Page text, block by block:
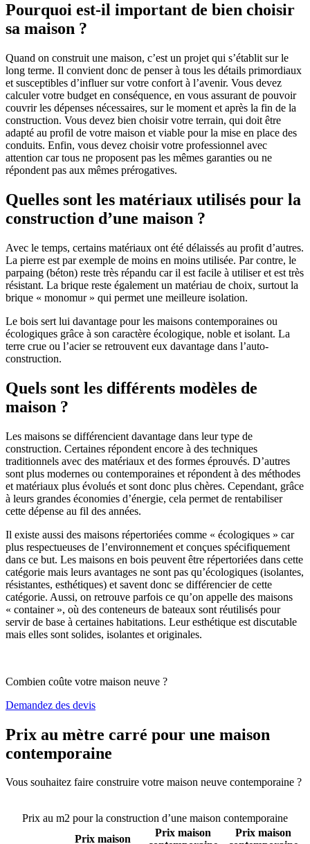
Pourquoi est-il important de bien choisir
sa maison ?
Quand on construit une maison, c’est un projet qui s’établit sur le
long terme. Il convient donc de penser à tous les détails primordiaux
et susceptibles d’influer sur votre confort à l’avenir. Vous devez
calculer votre budget en conséquence, en vous assurant de pouvoir
couvrir les dépenses nécessaires, sur le moment et après la fin de la
construction. Vous devez bien choisir votre terrain, qui doit être
adapté au profil de votre maison et viable pour la mise en place des
conduits. Enfin, vous devez choisir votre professionnel avec
attention car tous ne proposent pas les mêmes garanties ou ne
répondent pas aux mêmes prérogatives.
Quelles sont les matériaux utilisés pour la
construction d’une maison ?
Avec le temps, certains matériaux ont été délaissés au profit d’autres.
La pierre est par exemple de moins en moins utilisée. Par contre, le
parpaing (béton) reste très répandu car il est facile à utiliser et est très
résistant. La brique reste également un matériau de choix, surtout la
brique « monomur » qui permet une meilleure isolation.
Le bois sert lui davantage pour les maisons contemporaines ou
écologiques grâce à son caractère écologique, noble et isolant. La
terre crue ou l’acier se retrouvent eux davantage dans l’auto-
construction.
Quels sont les différents modèles de
maison ?
Les maisons se différencient davantage dans leur type de
construction. Certaines répondent encore à des techniques
traditionnels avec des matériaux et des formes éprouvés. D’autres
sont plus modernes ou contemporaines et répondent à des méthodes
et matériaux plus évolués et sont donc plus chères. Cependant, grâce
à leurs grandes économies d’énergie, cela permet de rentabiliser
cette dépense au fil des années.
Il existe aussi des maisons répertoriées comme « écologiques » car
plus respectueuses de l’environnement et conçues spécifiquement
dans ce but. Les maisons en bois peuvent être répertoriées dans cette
catégorie mais leurs avantages ne sont pas qu’écologiques (isolantes,
résistantes, esthétiques) et savent donc se différencier de cette
catégorie. Aussi, on retrouve parfois ce qu’on appelle des maisons
« container », où des conteneurs de bateaux sont réutilisés pour
servir de base à certaines habitations. Leur esthétique est discutable
mais elles sont solides, isolantes et originales.
Combien coûte votre maison neuve ?
Demandez des devis
Prix au mètre carré pour une maison
contemporaine
Vous souhaitez faire construire votre maison neuve contemporaine ?
Prix au m2 pour la construction d’une maison contemporaine
Prix maison
Prix maison
Prix maison